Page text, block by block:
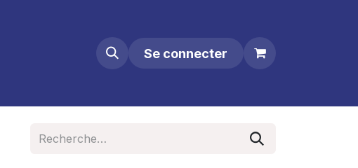
Se connecter